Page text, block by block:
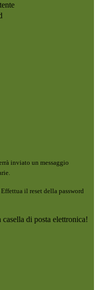
inviato un messaggio
il reset della password
di posta elettronica!